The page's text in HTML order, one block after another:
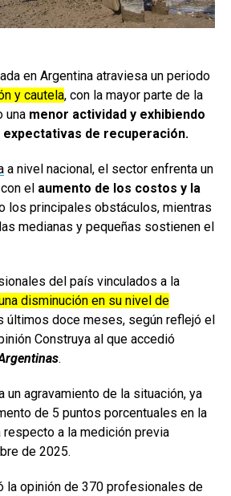
en Argentina atraviesa un periodo
y cautela, con la mayor parte de la
una menor actividad y exhibiendo
de recuperación.
a nivel nacional, el sector enfrenta un
el aumento de los costos y la
los principales obstáculos, mientras
medianas y pequeñas sostienen el
del país vinculados a la
disminución en su nivel de
últimos doce meses, según reflejó el
Construya al que accedió
.
un agravamiento de la situación, ya
de 5 puntos porcentuales en la
a la medición previa
de 2025.
la opinión de 370 profesionales de